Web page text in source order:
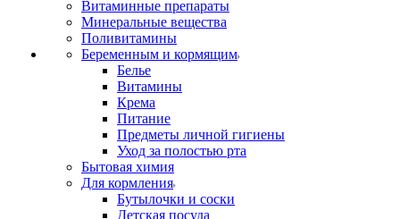
Витаминные препараты
Минеральные вещества
Поливитамины
Беременным и кормящим
Белье
Витамины
Крема
Питание
Предметы личной гигиены
Уход за полостью рта
Бытовая химия
Для кормления
Бутылочки и соски
Детская посуда